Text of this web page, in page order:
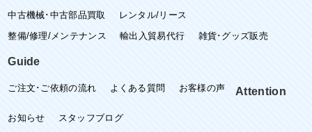
中古機械･中古部品買取
レンタル/リース
整備/修理/メンテナンス
輸出入貿易代行 雑貨･グッズ販売
Guide
ご注文･ご依頼の流れ よくある質問 お客様の声 Attention
お知らせ スタッフブログ